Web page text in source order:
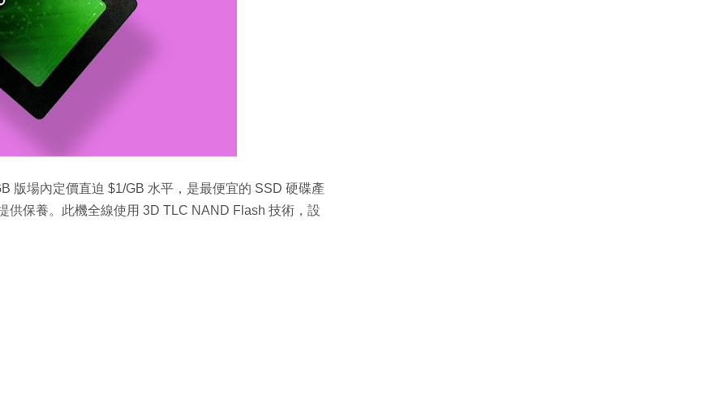
版場內定價直迫 $1/GB 水平，是最便宜的 SSD 硬碟產
供保養。此機全線使用 3D TLC NAND Flash 技術，設